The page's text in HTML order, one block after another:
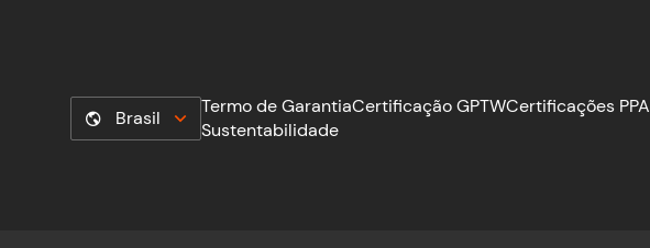
Brasil
Termo de GarantiaCertificação GPTWCertificações PPA
Sustentabilidade